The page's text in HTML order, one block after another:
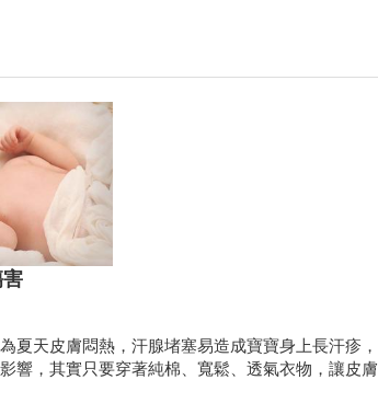
夏天皮膚悶熱，汗腺堵塞易造成寶寶身上長汗疹，
響，其實只要穿著純棉、寬鬆、透氣衣物，讓皮膚